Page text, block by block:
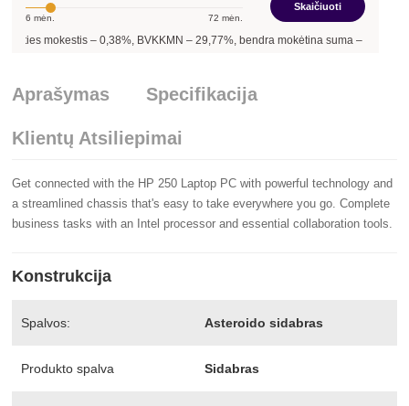
6 mėn. 72 mėn.
Skaičiuoti
0,38 %, BVKKMN –29,77%, bendra mokėtina suma –823,80€, mėnesio
Aprašymas Specifikacija
Klientų Atsiliepimai
Get connected with the HP 250 Laptop PC with powerful technology and
a streamlined chassis that's easy to take everywhere you go. Complete
business tasks with an Intel processor and essential collaboration tools.
Konstrukcija
Spalvos: Asteroido sidabras
Produkto spalva Sidabras